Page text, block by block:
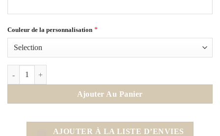
Couleur de la personnalisation *
Ajouter Au Panier
AJOUTER À LA LISTE D’ENVIES